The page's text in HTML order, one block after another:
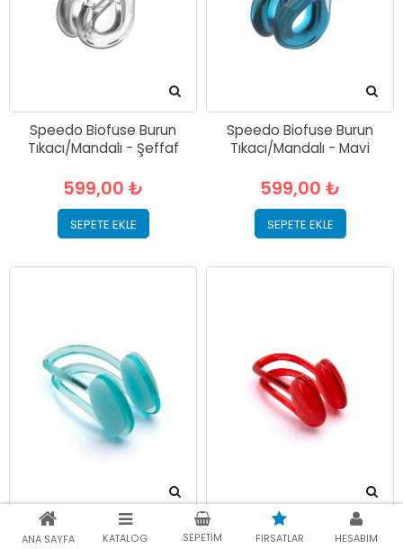
ANA SAYFA KATALOG SEPETIM FIRSATLAR HESABIM
Speedo Biofuse Burun
Tıkacı/Mandalı - Şeffaf
599,00 ₺
SEPETE EKLE
Speedo Biofuse Burun
Tıkacı/Mandalı - Mavi
599,00 ₺
SEPETE EKLE
Speedo Universal Burun
Speedo Universal Burun